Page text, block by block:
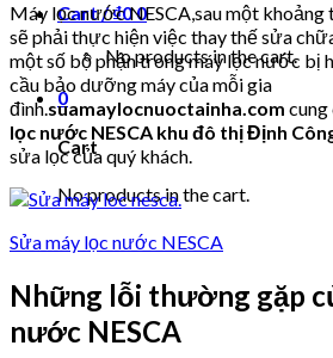
Cart /₫00
No products in the cart.
0
Cart
No products in the cart.
Máy lọc nước NESCA,sau một khoảng
sẽ phải thực hiện việc thay thế sửa
một số bộ phận trong máy lọc nước bị
cầu bảo dưỡng máy của mỗi gia
đình.suamaylocnuoctainha.com cung
lọc nước NESCA khu đô thị Định
sửa lọc của quý khách.
Sửa máy lọc nước NESCA
Những lỗi thường gặp
nước NESCA